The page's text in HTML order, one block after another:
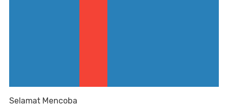
Selamat Mencoba